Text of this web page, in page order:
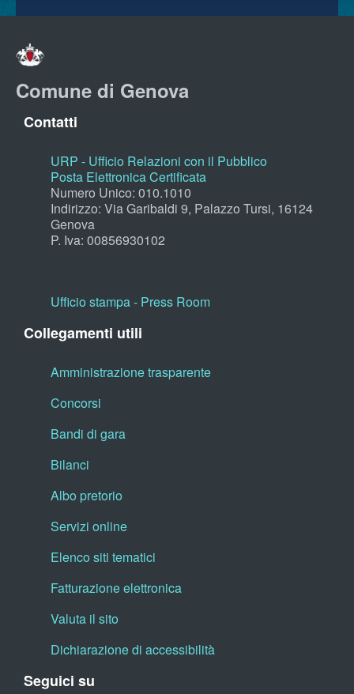
Comune di Genova
Contatti
URP - Ufficio Relazioni con il Pubblico
Posta Elettronica Certificata
Numero Unico: 010.1010
Indirizzo: Via Garibaldi 9, Palazzo Tursi, 16124
Genova
P. Iva: 00856930102
Ufficio stampa - Press Room
Collegamenti utili
Amministrazione trasparente
Concorsi
Bandi di gara
Bilanci
Albo pretorio
Servizi online
Elenco siti tematici
Fatturazione elettronica
Valuta il sito
Dichiarazione di accessibilità
Seguici su